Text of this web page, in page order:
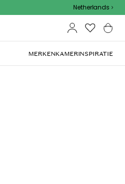
Netherlands
MERKENKAMERINSPIRATIE